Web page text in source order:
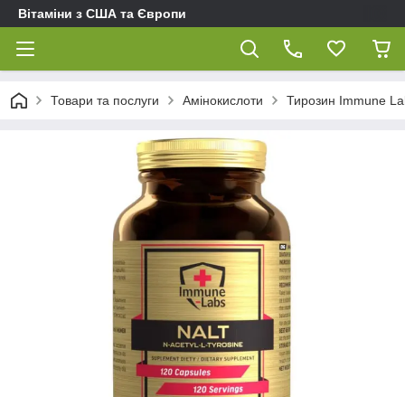
Вітаміни з США та Європи
Товари та послуги Амінокислоти Тирозин Immune